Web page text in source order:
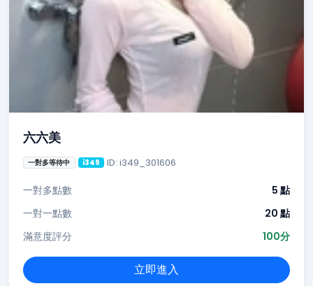
六六美
一對多等待中 i349 ID: i349_301606
一對多點數
5 點
一對一點數
20 點
滿意度評分
100分
立即進入